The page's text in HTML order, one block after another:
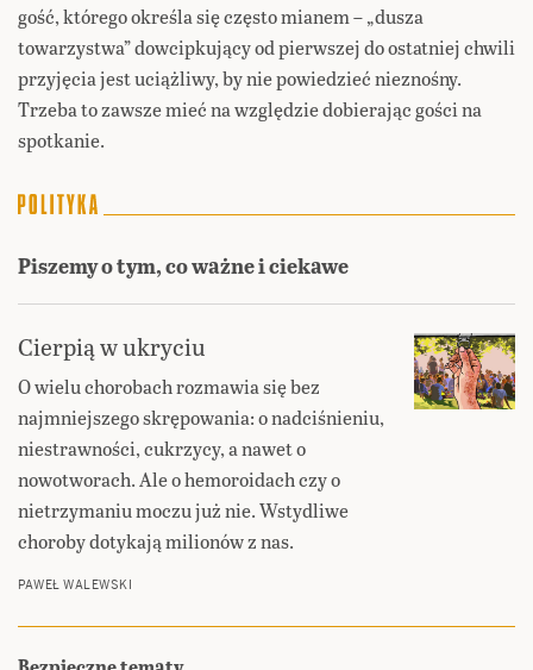
gość, którego określa się często mianem – „dusza
towarzystwa” dowcipkujący od pierwszej do ostatniej chwili
przyjęcia jest uciążliwy, by nie powiedzieć nieznośny.
Trzeba to zawsze mieć na względzie dobierając gości na
spotkanie.
Piszemy o tym, co ważne i ciekawe
Cierpią w ukryciu
O wielu chorobach rozmawia się bez
najmniejszego skrępowania: o nadciśnieniu,
niestrawności, cukrzycy, a nawet o
nowotworach. Ale o hemoroidach czy o
nietrzymaniu moczu już nie. Wstydliwe
choroby dotykają milionów z nas.
PAWEŁ WALEWSKI